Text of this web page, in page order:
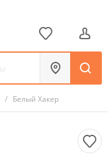
/ Белый Хакер